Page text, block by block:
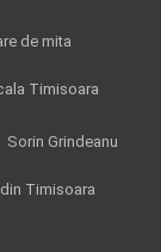
de mita
Timisoara
Sorin Grindeanu
Timisoara